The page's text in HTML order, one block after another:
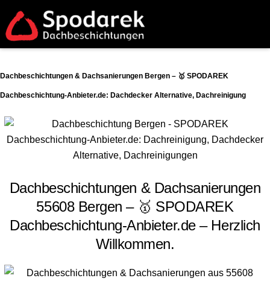
Dachbeschichtungen & Dachsanierungen Bergen – 🥇 SPODAREK
Dachbeschichtung-Anbieter.de: Dachdecker Alternative, Dachreinigung
Dachbeschichtungen & Dachsanierungen
55608 Bergen – 🥇 SPODAREK
Dachbeschichtung-Anbieter.de – Herzlich
Willkommen.